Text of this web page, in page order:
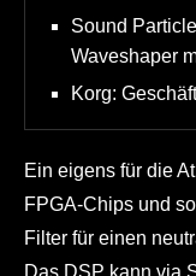
Sound
Waveshaper
Korg:
Ein eigens für die
FPGA-Chips und
Filter für einen
Das DSP kann via